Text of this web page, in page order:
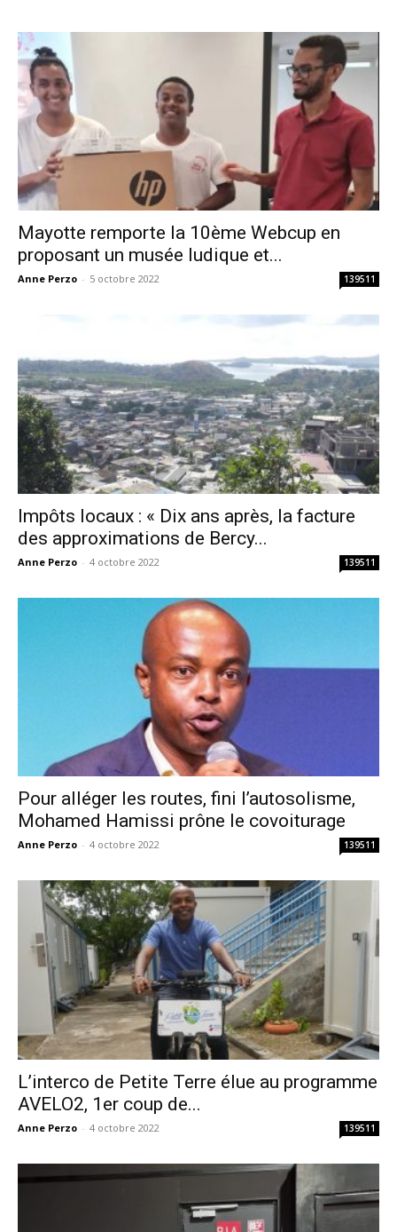
Mayotte remporte la 10ème Webcup en
proposant un musée ludique et...
Anne Perzo - 5 octobre 2022 139511
Impôts locaux : « Dix ans après, la facture
des approximations de Bercy...
Anne Perzo - 4 octobre 2022 139511
Pour alléger les routes, fini l’autosolisme,
Mohamed Hamissi prône le covoiturage
Anne Perzo - 4 octobre 2022 139511
L’interco de Petite Terre élue au programme
AVELO2, 1er coup de...
Anne Perzo - 4 octobre 2022 139511